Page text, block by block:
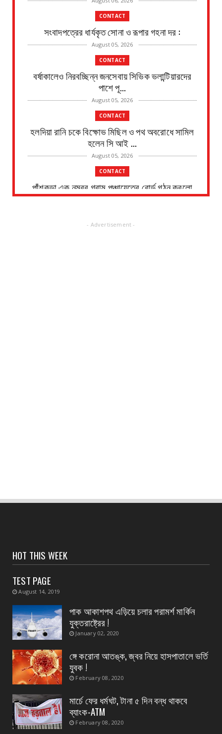
CONTACT
সংবাদপত্রের ধার্যকৃত সোনা ও রূপার গহনা দর :
August 05, 2026
CONTACT
বর্ষাকালেও নিরবচ্ছিন্ন জনসেবায় সিভিক ভলান্টিয়ারদের
পাশে পূ...
August 05, 2026
CONTACT
হলদিয়া রানি চকে বিক্ষোভ মিছিল ও পথ অবরোধে সামিল
হলেন সি আই ...
August 05, 2026
CONTACT
পাঁশকুড়া এক নম্বর গ্রাম পঞ্চায়েতের বোর্ড গঠন করলো
বিজেপি
CONTACT
CONTACT
নদী বাঁধ পরিদর্শন করলেন হলদিয়ার বিধায়ক প্রদীপ
সংবাদপত্রের ধার্যকৃত সোনা ও রূপার গহনা দর
August 04, 2026
স্বাস্থ্য মন্ত্রীর নির্দেশে জেলার ২৮ টি ডায়াগনস্টিক
সেন্টার...
- Advertisement -
HOT THIS WEEK
TEST PAGE
August 14, 2019
পাক আকাশপথ এড়িয়ে চলার পরামর্শ মার্কিন
যুক্তরাষ্ট্রের !
January 02, 2020
ঙ্গে করোনা আতঙ্ক, জ্বর নিয়ে হাসপাতালে ভর্তি
যুবক !
February 08, 2020
মার্চে ফের ধর্মঘট, টানা ৫ দিন বন্ধ থাকবে
ব্যাংক-ATM
February 08, 2020